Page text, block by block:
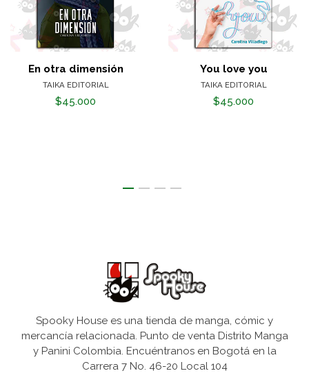
En otra dimensión
TAIKA EDITORIAL
$45.000
You love you
TAIKA EDITORIAL
$45.000
Spooky House es una tienda de manga, cómic y
mercancía relacionada. Punto de venta Distrito Manga
y Panini Colombia. Encuéntranos en Bogotá en la
Carrera 7 No. 46-20 Local 104